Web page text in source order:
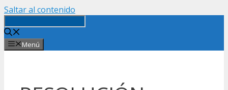
Saltar al contenido
Menú